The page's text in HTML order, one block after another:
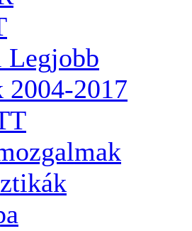
Legjobb
2004-2017